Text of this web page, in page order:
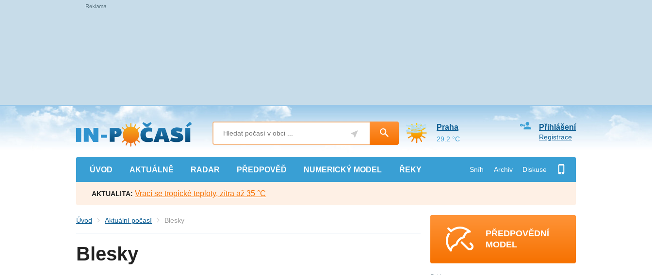
Přejít
na
hlavní
obsah
ÚVOD AKTUÁLNĚ RADAR PŘEDPOVĚĎ NUMERICKÝ MODEL ŘEKY Sníh Archiv Diskuse
Přihlášení
Registrace
Praha
29.2 °C
AKTUALITA: Vrací se tropické teploty, zítra až 35 °C
Úvod Aktuální počasí Blesky
Blesky
PŘEDPOVĚDNÍ
MODEL